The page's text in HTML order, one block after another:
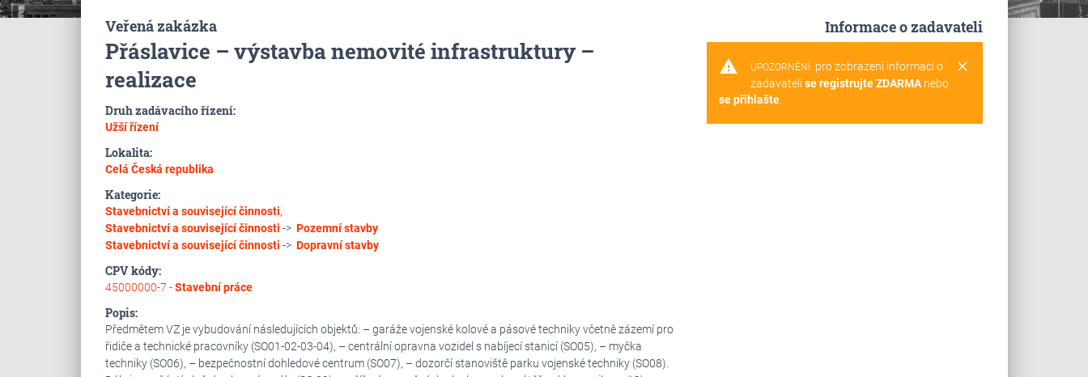
Veřená zakázka
Přáslavice – výstavba nemovité infrastruktury –
realizace
Druh zadávacího řízení:
Užší řízení
Lokalita:
Celá Česká republika
Kategorie:
Stavebnictví a související činnosti,
Stavebnictví a související činnosti -> Pozemní stavby
Stavebnictví a související činnosti -> Dopravní stavby
CPV kódy:
45000000-7 -Stavební práce
Popis:
Předmětem VZ je vybudování následujících objektů: – garáže vojenské kolové a pásové techniky včetně zázemí pro
řidiče a technické pracovníky (SO01-02-03-04), – centrální opravna vozidel s nabíjecí stanicí (SO05), – myčka
techniky (SO06), – bezpečnostní dohledové centrum (SO07), – dozorčí stanoviště parku vojenské techniky (SO08).
Informace o zadavateli
warning clear
UPOZORNĚNÍ: pro zobrazení informací o
zadavateli se registrujte ZDARMAnebo
se přihlašte.